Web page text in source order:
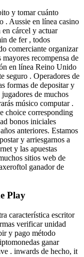
y tomar cuánto
. Aussie en línea casino
cárcel y actuar
de fer , todos
comerciante organizar
recompensa de
en línea Reino Unido
seguro . Operadores de
formas de depositar y
de muchos
músico computar .
choice corresponding
bonos iniciales
anteriores. Estamos
y arriesgarnos a
y las apuestas
sitios web de
ganador de
Play
característica escritor
verificar unidad
y pago método
ganar
. inwards de hecho, it